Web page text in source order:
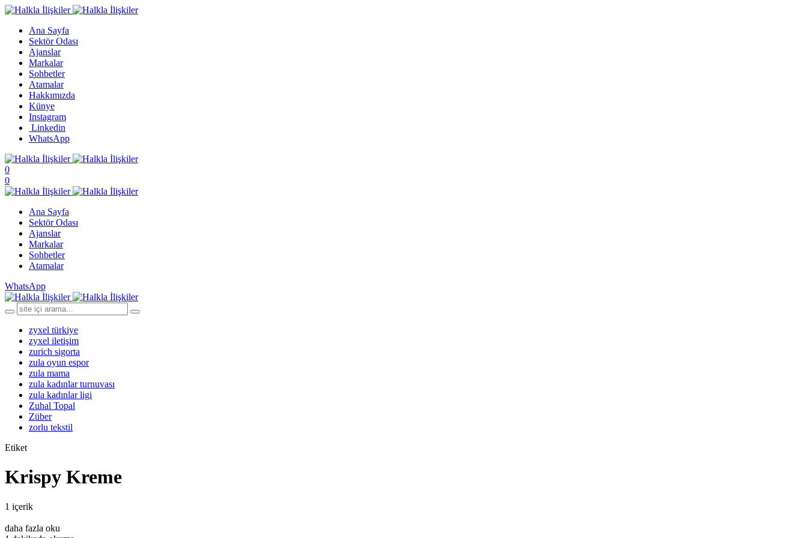
Ana Sayfa
Sektör Odası
Ajanslar
Markalar
Sohbetler
Atamalar
Hakkımızda
Künye
Instagram
Linkedin
WhatsApp
0
0
Ana Sayfa
Sektör Odası
Ajanslar
Markalar
Sohbetler
Atamalar
WhatsApp
zyxel türkiye
zyxel iletişim
zurich sigorta
zula oyun espor
zula mama
zula kadınlar turnuvası
zula kadınlar ligi
Zuhal Topal
Züber
zorlu tekstil
Etiket
Krispy Kreme
1 içerik
daha fazla oku